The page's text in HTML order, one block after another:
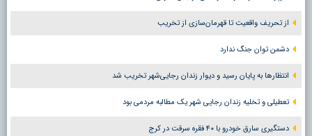
از تحریف واقعیت تا قهرمان‌سازی از تخریب
دشمن توان جنگ ندارد
انتظارها به پایان رسید و دیوار زندان رجایی‌شهر تخریب شد
تعطیلی و تخلیه زندان رجایی شهر یک مطالبه مردمی بود
دستگیری سارق خودرو با ۴۰ فقره سرقت در کرج